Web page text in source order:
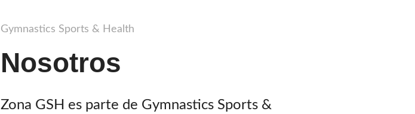
Gymnastics Sports & Health
Nosotros
Zona GSH es parte de Gymnastics Sports &